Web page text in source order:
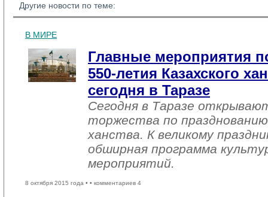
Другие новости по теме:
В МИРЕ
Главные мероприятия
550-летия Казахского
сегодня в Таразе
Сегодня в Таразе
торжества по
ханства. К великому
обширная программа
мероприятий.
8 октября 2015 года • • комментариев 4